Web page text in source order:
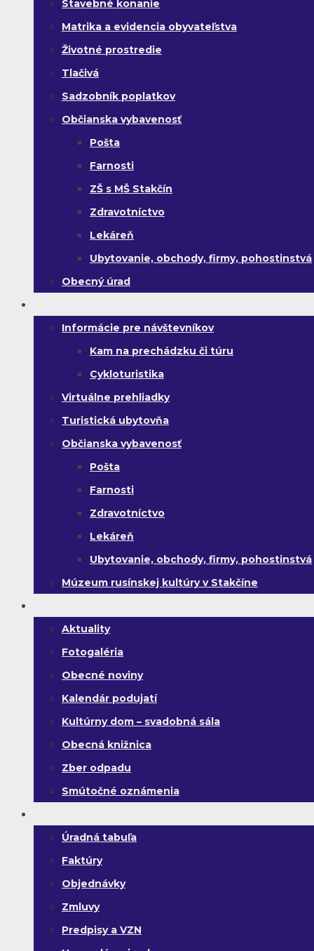
Stavebné konanie
Matrika a evidencia obyvateľstva
Životné prostredie
Tlačivá
Sadzobník poplatkov
Občianska vybavenosť
Pošta
Farnosti
ZŠ s MŠ Stakčín
Zdravotníctvo
Lekáreň
Ubytovanie, obchody, firmy, pohostinstvá
Obecný úrad
Informácie pre návštevníkov
Kam na prechádzku či túru
Cykloturistika
Virtuálne prehliadky
Turistická ubytovňa
Občianska vybavenosť
Pošta
Farnosti
Zdravotníctvo
Lekáreň
Ubytovanie, obchody, firmy, pohostinstvá
Múzeum rusínskej kultúry v Stakčíne
Aktuality
Fotogaléria
Obecné noviny
Kalendár podujatí
Kultúrny dom – svadobná sála
Obecná knižnica
Zber odpadu
Smútočné oznámenia
Úradná tabuľa
Faktúry
Objednávky
Zmluvy
Predpisy a VZN